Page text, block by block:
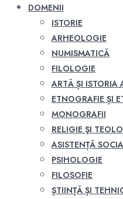
DOMENII
ISTORIE
ARHEOLOGIE
NUMISMATICĂ
FILOLOGIE
ARTĂ ȘI ISTORIA
ETNOGRAFIE ȘI
MONOGRAFII
RELIGIE ŞI
ASISTENȚĂ
PSIHOLOGIE
FILOSOFIE
ȘTIINȚĂ ȘI